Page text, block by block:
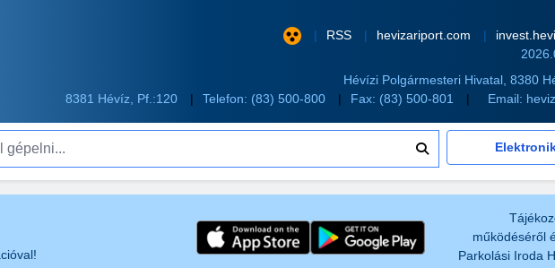
RSS
hevizariport.com
Hévízi Polgármesteri Hivatal, 8380
8381 Hévíz, Pf.:120
Telefon: (83) 500-800 Fax: (83) 500-801 Email:
működéséről
Parkolási Iroda